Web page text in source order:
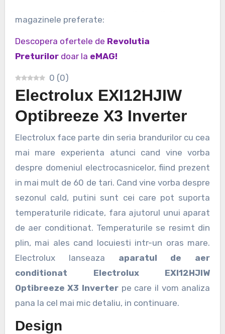
magazinele preferate:
Descopera ofertele de Revolutia
Preturilor doar la eMAG!
0 (0)
Electrolux EXI12HJIW
Optibreeze X3 Inverter
Electrolux face parte din seria brandurilor cu cea
mai mare experienta atunci cand vine vorba
despre domeniul electrocasnicelor, fiind prezent
in mai mult de 60 de tari. Cand vine vorba despre
sezonul cald, putini sunt cei care pot suporta
temperaturile ridicate, fara ajutorul unui aparat
de aer conditionat. Temperaturile se resimt din
plin, mai ales cand locuiesti intr-un oras mare.
Electrolux lanseaza aparatul de aer
conditionat Electrolux EXI12HJIW
Optibreeze X3 Inverter pe care il vom analiza
pana la cel mai mic detaliu, in continuare.
Design